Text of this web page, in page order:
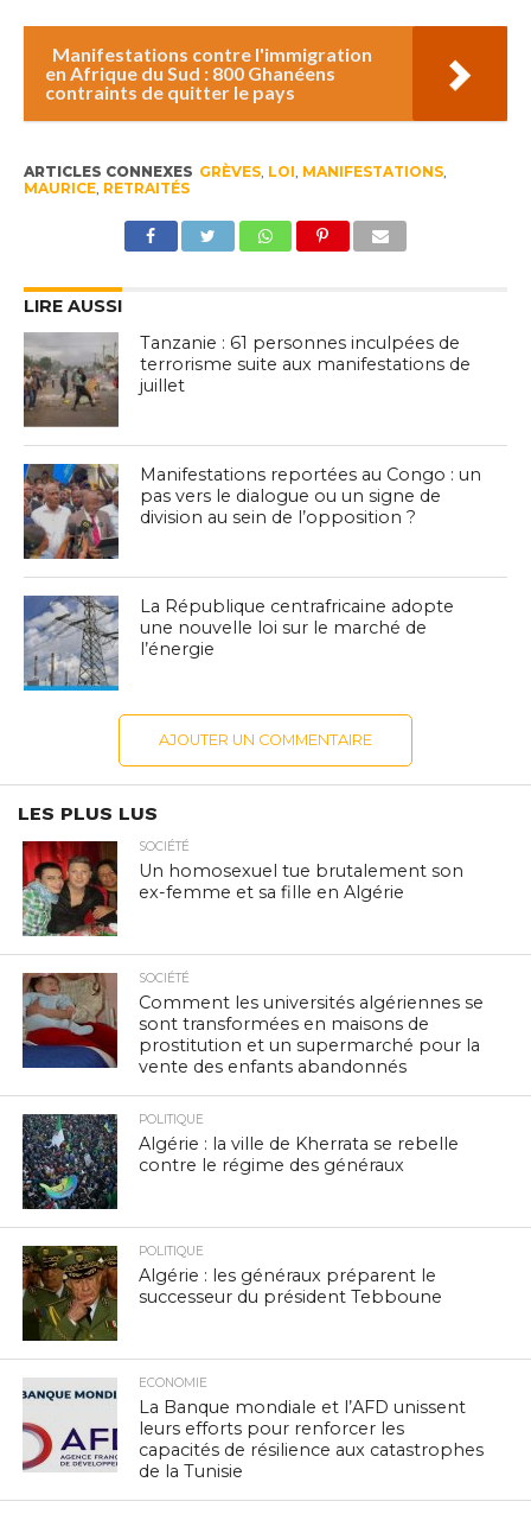
Manifestations contre l'immigration
en Afrique du Sud : 800 Ghanéens
contraints de quitter le pays
ARTICLES CONNEXES GRÈVES, LOI MANIFESTATIONS,
MAURICE, RETRAITÉS
LIRE AUSSI
Tanzanie : 61 personnes inculpées de
terrorisme suite aux manifestations de
juillet
Manifestations reportées au Congo : un
pas vers le dialogue ou un signe de
division au sein de l’opposition ?
La République centrafricaine adopte
une nouvelle loi sur le marché de
l’énergie
AJOUTER UN COMMENTAIRE
LES PLUS LUS
SOCIÉTÉ
Un homosexuel tue brutalement son
ex-femme et sa fille en Algérie
SOCIÉTÉ
Comment les universités algériennes se
sont transformées en maisons de
prostitution et un supermarché pour la
vente des enfants abandonnés
POLITIQUE
Algérie : la ville de Kherrata se rebelle
contre le régime des généraux
POLITIQUE
Algérie : les généraux préparent le
successeur du président Tebboune
ECONOMIE
La Banque mondiale et l’AFD unissent
leurs efforts pour renforcer les
capacités de résilience aux catastrophes
de la Tunisie